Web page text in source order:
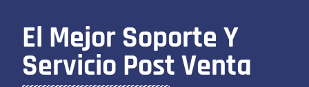
El Mejor Soporte Y
Servicio Post Venta